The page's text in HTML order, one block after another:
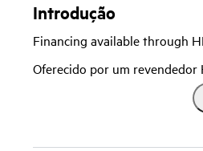
Introdução
Financing available through
Oferecido por um revendedor